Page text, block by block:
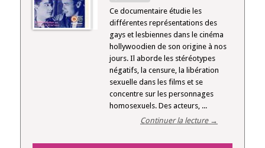
Ce documentaire étudie les
différentes représentations des
gays et lesbiennes dans le cinéma
hollywoodien de son origine à nos
jours. Il aborde les stéréotypes
négatifs, la censure, la libération
sexuelle dans les films et se
concentre sur les personnages
homosexuels. Des acteurs, ...
Continuer la lecture →